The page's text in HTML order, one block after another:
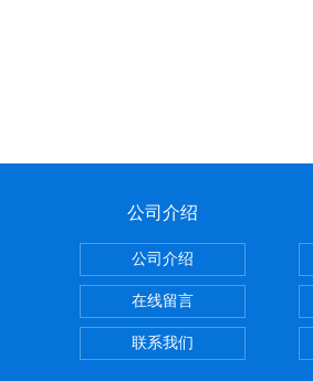
公司介绍
公司介绍
在线留言
联系我们